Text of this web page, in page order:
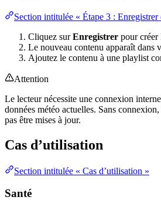
Section intitulée « Étape 3 :
Cliquez surEnregistrer pour créer
Le nouveau contenu apparaît dans
Ajoutez le contenu à une playlist
Attention
Le lecteur nécessite une connexion
données météo actuelles. Sans
pas être mises à jour.
Cas d’utilisation
Section intitulée « Cas d’utilisation »
Santé